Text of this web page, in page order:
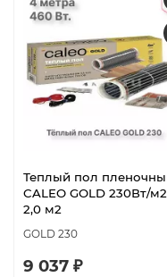
Теплый пол
CALEO GOLD 230Вт/м2
2,0 м2
GOLD 230
9 037 ₽